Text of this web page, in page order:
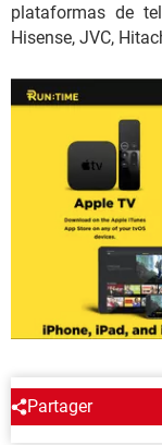
plataformas de
Hisense, JVC,
Partager
ALREDEDOR